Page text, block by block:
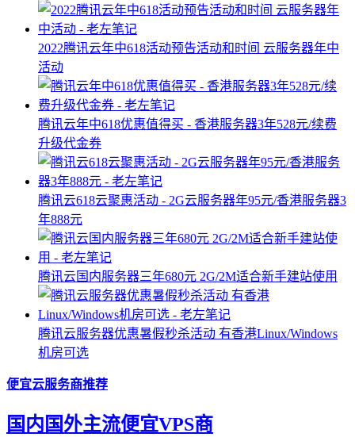
2022腾讯云年中618活动预告活动和时间 云服务器年中
活动
腾讯云年中618优惠值得买 - 香港服务器3年528元/续费
升级代金券
腾讯云618云聚惠活动 - 2G云服务器年95元/香港服务器3
年888元
腾讯云国内服务器三年680元 2G/2M适合新手建站使用
腾讯云服务器优惠暑假秒杀活动 有香港Linux/Windows
机房可选
便宜云服务商推荐
国内国外主流便宜VPS商